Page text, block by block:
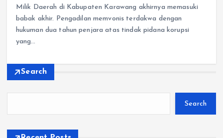
Milik Daerah di Kabupaten Karawang akhirnya memasuki
babak akhir. Pengadilan memvonis terdakwa dengan
hukuman dua tahun penjara atas tindak pidana korupsi
yang…
Search
Search